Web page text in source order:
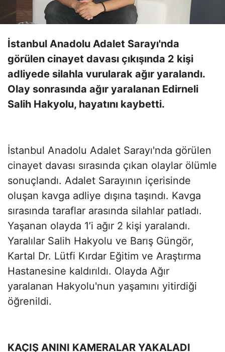
İstanbul Anadolu Adalet Sarayı'nda
görülen cinayet davası çıkışında 2 kişi
adliyede silahla vurularak ağır yaralandı.
Olay sonrasında ağır yaralanan Edirneli
Salih Hakyolu, hayatını kaybetti.
İstanbul Anadolu Adalet Sarayı'nda görülen
cinayet davası sırasında çıkan olaylar ölümle
sonuçlandı. Adalet Sarayının içerisinde
oluşan kavga adliye dışına taşındı. Kavga
sırasında taraflar arasında silahlar patladı.
Yaşanan olayda 1’i ağır 2 kişi yaralandı.
Yaralılar Salih Hakyolu ve Barış Güngör,
Kartal Dr. Lütfi Kırdar Eğitim ve Araştırma
Hastanesine kaldırıldı. Olayda Ağır
yaralanan Hakyolu'nun yaşamını yitirdiği
öğrenildi.
KAÇIŞ ANINI KAMERALAR YAKALADI